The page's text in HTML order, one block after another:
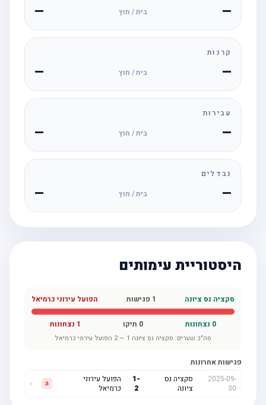
— בית / חוץ —
קרנות
— בית / חוץ —
עבירות
— בית / חוץ —
נבדלים
— בית / חוץ —
היסטוריית עימותים
סקציה נס ציונה פגישות הפועל עירוני כרמיאל
נצחונות תיקו נצחונות
סה"כ שערים:סקציה נס ציונה 1
—
2הפועל עירוני כרמיאל
פגישות אחרונות
2025-09-
סקציה נס
ציונה
הפועל עירוני
כרמיאל